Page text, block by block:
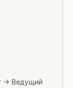
→ Ведущий